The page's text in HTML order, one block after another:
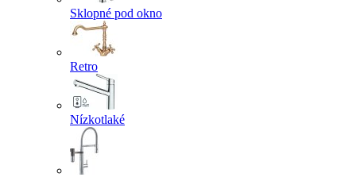
Sklopné pod okno
Retro
Nízkotlaké